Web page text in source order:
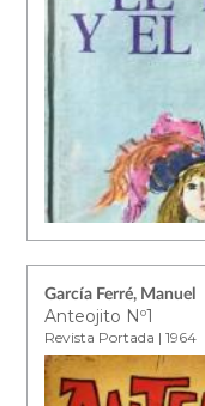
García Ferré, Manuel
Anteojito Nº1
Revista Portada | 1964